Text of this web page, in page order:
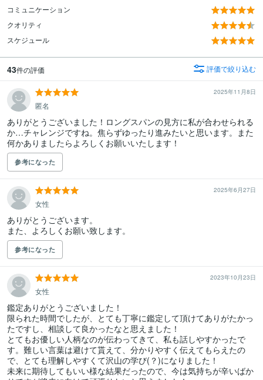
コミュニケーション
クオリティ
スケジュール
43件の評価 評価で絞り込む
2025年11月8日
匿名
ありがとうございました！ロングスパンの見方に私が合わせられる
か…チャレンジですね。焦らずゆったり進みたいと思います。また
何かありましたらよろしくお願いいたします！
参考になった
2025年6月27日
女性
ありがとうございます。
また、よろしくお願い致します。
参考になった
2023年10月23日
女性
鑑定ありがとうございました！
限られた時間でしたが、とても丁寧に鑑定して頂けてありがたかっ
たですし、相談して良かったなと思えました！
とてもお優しい人柄なのが伝わってきて、私も話しやすかったで
す。難しい言葉は避けて貰えて、分かりやすく伝えてもらえたの
で、とても理解しやすくて沢山の学び(？)になりました！
未来に期待してもいい様な結果だったので、今は気持ちが辛いばか